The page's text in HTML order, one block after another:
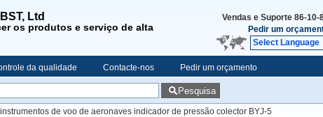
Ltd
os produtos e serviço de alta
Vendas e Suporte 86-10-
Pedir um
Select Language
da qualidade Contacte-nos Pedir um orçamento
Pesquisa
de voo de aeronaves indicador de pressão colector BYJ-5